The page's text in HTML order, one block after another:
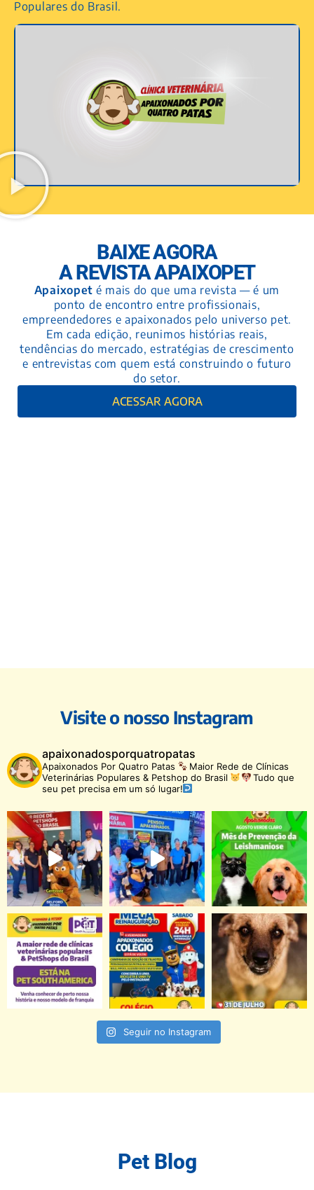
Populares do Brasil.
BAIXE AGORA
A REVISTA APAIXOPET
Apaixopet é mais do que uma revista — é um
ponto de encontro entre profissionais,
empreendedores e apaixonados pelo universo pet.
Em cada edição, reunimos histórias reais,
tendências do mercado, estratégias de crescimento
e entrevistas com quem está construindo o futuro
do setor.
ACESSAR AGORA
Visite o nosso Instagram
apaixonadosporquatropatas
Apaixonados Por Quatro Patas
Maior Rede de Clínicas
Veterinárias Populares & Petshop do Brasil
Tudo que
seu pet precisa em um só lugar!
Seguir no Instagram
Pet Blog